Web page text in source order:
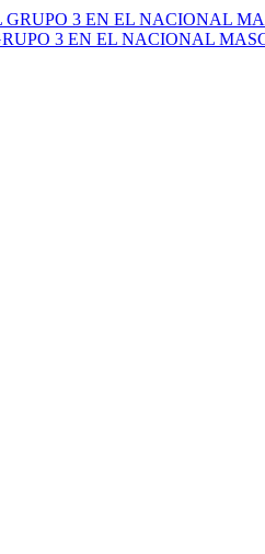
3 EN EL NACIONAL